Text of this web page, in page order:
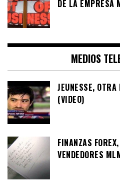
DE LA EMPRESA
MEDIOS
JEUNESSE,
(VIDEO)
FINANZAS
VENDEDORES